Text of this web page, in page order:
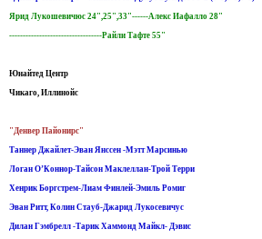
Ярид Лукошевичюс 24",25",33"------Алекс Иафалло 28"
----------------------------------Райли Тафте 55"
Юнайтед Центр
Чикаго, Иллинойс
"Денвер Пайонирс"
Таннер Джайлет-Эван Янссен -Мэтт Марсинью
Логан О’Коннор-Тайсон Маклеллан-Трой Терри
Хенрик Боргстрем-Лиам Финлей-Эмиль Ромиг
Эван Ритт, Колин Стауб-Джарид Лукосевичус
Дилан Гэмбрелл -Тарик Хаммонд Майкл- Дэвис